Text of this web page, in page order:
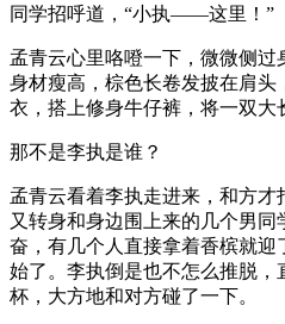
同学招呼道，“小执——这里！”
孟青云心里咯噔一下，微微侧过
身材瘦高，棕色长卷发披在肩头
衣，搭上修身牛仔裤，将一双大
那不是李执是谁？
孟青云看着李执走进来，和方才
又转身和身边围上来的几个男
奋，有几个人直接拿着香槟就
始了。李执倒是也不怎么推脱，
杯，大方地和对方碰了一下。